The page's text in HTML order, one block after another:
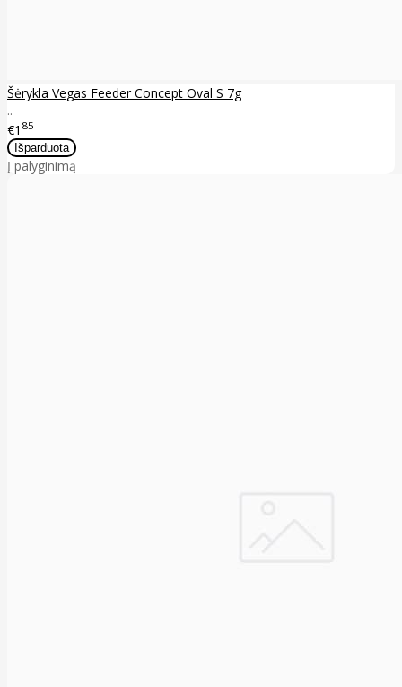
Šėrykla Vegas Feeder Concept Oval S 7g
..
€1 85
Į palyginimą